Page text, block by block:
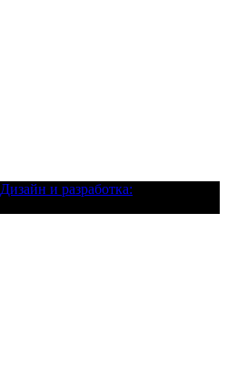
Дизайн и разработка: